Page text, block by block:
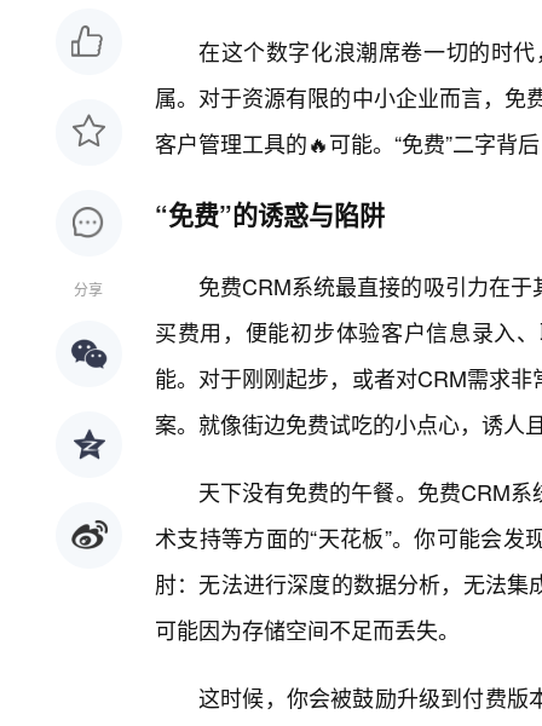
分享
在这个数字化浪潮席卷一切的时
属。对于资源有限的中小企业而言，免
客户管理工具的🔥可能。“免费”二字背
“免费”的诱惑与陷阱
免费CRM系统最直接的吸引力在
买费用，便能初步体验客户信息录入
能。对于刚刚起步，或者对CRM需求
案。就像街边免费试吃的小点心，诱人
天下没有免费的午餐。免费CRM
术支持等方面的“天花板”。你可能会
肘：无法进行深度的数据分析，无法
可能因为存储空间不足而丢失。
这时候，你会被鼓励升级到付费版